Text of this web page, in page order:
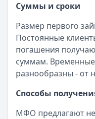
Суммы и сроки
Размер первого
Постоянные
погашения
суммам.
разнообразны - от
Способы
МФО предлагают